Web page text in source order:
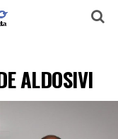
ALDOSIVI